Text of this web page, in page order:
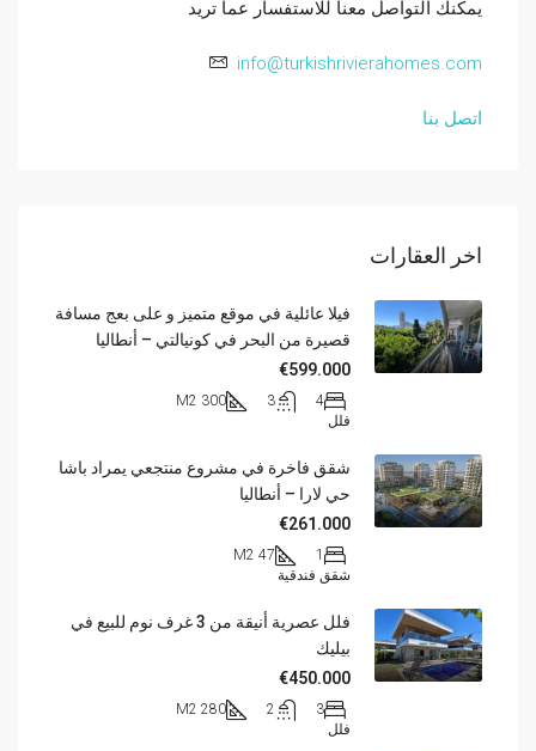
يمكنك التواصل معنا للاستفسار عما تريد
info@turkishrivierahomes.com
اتصل بنا
اخر العقارات
فيلا عائلية في موقع متميز و على بعج مسافة
قصيرة من البحر في كونيالتي – أنطاليا
€599.000
4
3
300 M2
فلل
شقق فاخرة في مشروع منتجعي يمراد باشا
حي لارا – أنطاليا
€261.000
1
47 M2
شقق فندقية
فلل عصرية أنيقة من 3 غرف نوم للبيع في
بيليك
€450.000
3
2
280 M2
فلل